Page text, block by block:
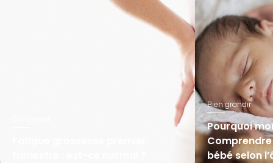
Bien grandir
Pourquoi
bébé selon